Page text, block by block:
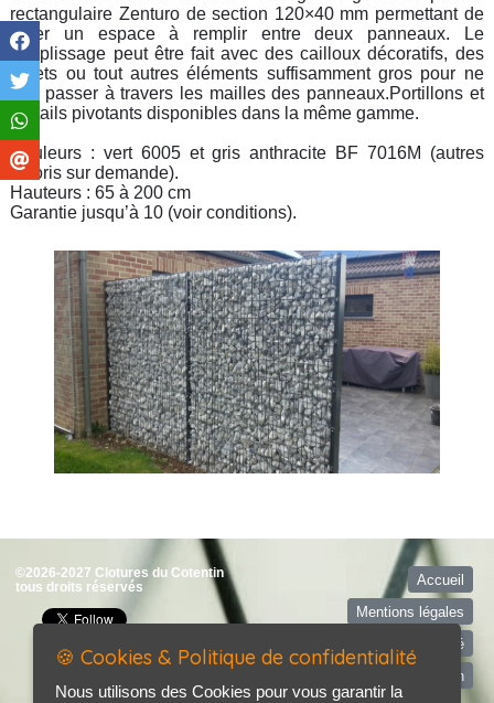
rectangulaire Zenturo de section 120×40 mm permettant de
créer un espace à remplir entre deux panneaux. Le
remplissage peut être fait avec des cailloux décoratifs, des
galets ou tout autres éléments suffisamment gros pour ne
pas passer à travers les mailles des panneaux.Portillons et
portails pivotants disponibles dans la même gamme.
Couleurs : vert 6005 et gris anthracite BF 7016M (autres
coloris sur demande).
Hauteurs : 65 à 200 cm
Garantie jusqu’à 10 (voir conditions).
©2026-2027 Clotures du Cotentin
tous droits réservés
Accueil
Mentions légales
Politique de confidentialité
Contact / Plan
🍪 Cookies & Politique de confidentialité
Nous utilisons des Cookies pour vous garantir la